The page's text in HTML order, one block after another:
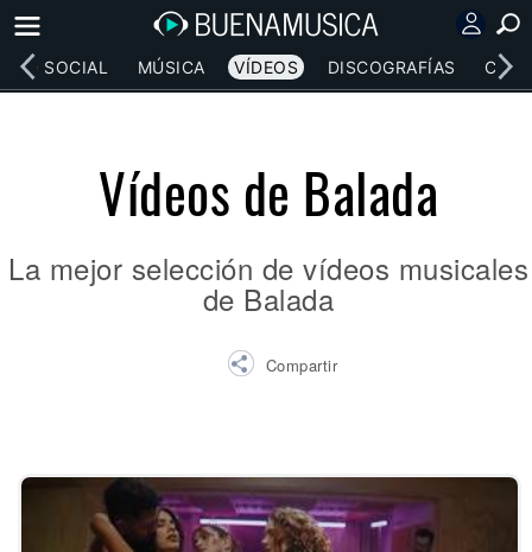
RED SOCIAL MÚSICA VÍDEOS DISCOGRAFÍAS
Vídeos de Balada
La mejor selección de vídeos musicales
de Balada
Compartir